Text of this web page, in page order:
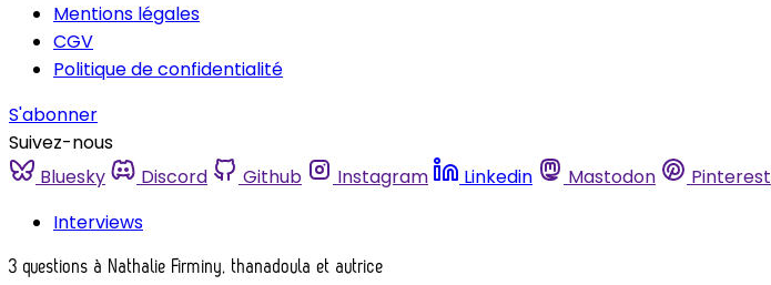
Mentions légales
CGV
Politique de confidentialité
S'abonner
Suivez-nous
Bluesky
Discord Github Instagram Linkedin Mastodon Pinterest
Interviews
3 questions à Nathalie Firminy, thanadoula et autrice